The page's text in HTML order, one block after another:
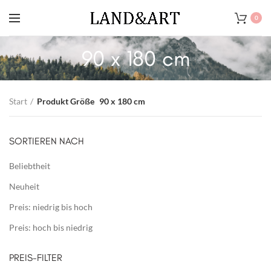
0
90 x 180 cm
Start Produkt Größe 90 x 180 cm
SORTIEREN NACH
Beliebtheit
Neuheit
Preis: niedrig bis hoch
Preis: hoch bis niedrig
PREIS-FILTER